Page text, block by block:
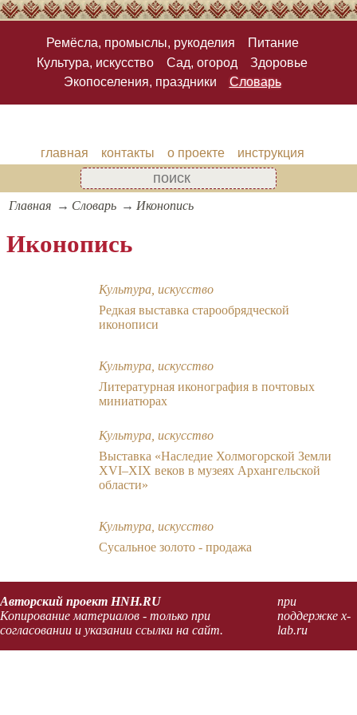
Ремёсла, промыслы, рукоделия
Питание
Культура, искусство
Сад, огород
Здоровье
Экопоселения, праздники
Словарь
главная контакты о проекте инструкция
Главная Словарь Иконопись
Иконопись
Культура, искусство
Редкая выставка старообрядческой
иконописи
Культура, искусство
Литературная иконография в почтовых
миниатюрах
Культура, искусство
Выставка «Наследие Холмогорской Земли
ХVI–ХIХ веков в музеях Архангельской
области»
Культура, искусство
Сусальное золото - продажа
Авторский проект HNH.RU
Копирование материалов - только при
согласовании и указании ссылки на сайт.
при
поддержке x-
lab.ru